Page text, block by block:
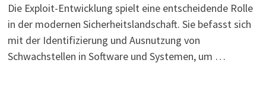
Die Exploit-Entwicklung spielt eine entscheidende Rolle
in der modernen Sicherheitslandschaft. Sie befasst sich
mit der Identifizierung und Ausnutzung von
Schwachstellen in Software und Systemen, um …